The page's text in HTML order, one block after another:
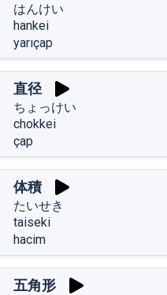
はんけい
hankei
yarıçap
直径
ちょっけい
chokkei
çap
体積
たいせき
taiseki
hacim
五角形